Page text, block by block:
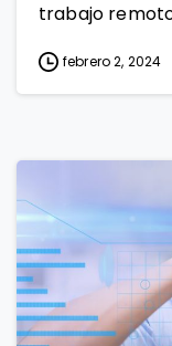
trabajo
febrero 2, 2024